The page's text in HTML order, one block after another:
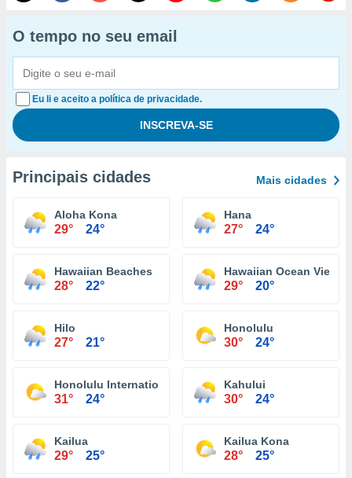
O tempo no seu email
Eu li e aceito a política de privacidade.
Principais cidades Mais cidades
Aloha Kona
29° 24°
Hana
27° 24°
Hawaiian Beaches
28° 22°
Hawaiian Ocean View
29° 20°
Hilo
27° 21°
Honolulu
30° 24°
Honolulu International Airport
31° 24°
Kahului
30° 24°
Kailua
29° 25°
Kailua Kona
28° 25°